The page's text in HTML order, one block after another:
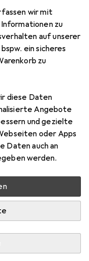
wir mit
Informationen zu
auf unserer
ein sicheres
zu
diese Daten
Angebote
und gezielte
oder Apps
Daten auch an
werden.
900
0
kommt sehr
ist
Füllstandsanzeige
mehr als nur ein